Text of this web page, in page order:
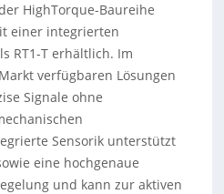
HighTorque-Baureihe
einer integrierten
RT1-T erhältlich. Im
verfügbaren Lösungen
Signale ohne
Sensorik unterstützt
eine hochgenaue
und kann zur aktiven